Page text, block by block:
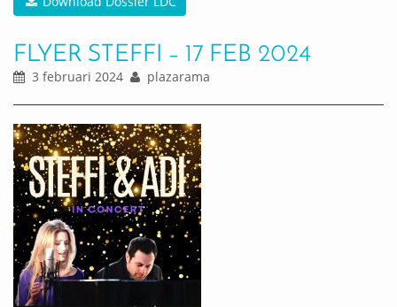
FLYER STEFFI – 17 FEB 2024
3 februari 2024 plazarama